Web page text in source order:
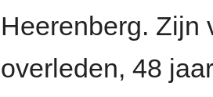
Heerenberg. Zijn
overleden, 48